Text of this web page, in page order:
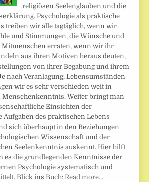
religiösen Seelenglauben und die
Psychologie als praktische
treiben wir alle tagtäglich, wenn wir
und Stimmungen, die Wünsche und
Mitmenschen erraten, wenn wir ihr
aus ihren Motiven heraus deuten,
von ihrer Begabung und ihrem
nach Veranlagung, Lebensumständen
wir es sehr verschieden weit in
Menschenkenntnis. Weiter bringt man
Einsichten der
Aufgaben des praktischen Lebens
sich überhaupt in den Beziehungen
Wissenschaft und der
Seelenkenntnis auskennt. Hier hilft
es die grundlegenden Kenntnisse der
Psychologie systematisch und
Blick ins Buch: Read more…